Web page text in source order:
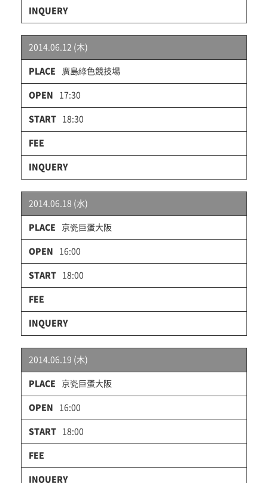
2014.06.12 (木)
廣島綠色競技場
17:30
18:30
2014.06.18 (水)
京瓷巨蛋大阪
16:00
18:00
2014.06.19 (木)
京瓷巨蛋大阪
16:00
18:00